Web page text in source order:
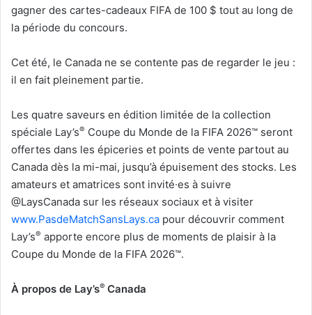
gagner des cartes-cadeaux FIFA de 100 $ tout au long de
la période du concours.
Cet été, le Canada ne se contente pas de regarder le jeu :
il en fait pleinement partie.
Les quatre saveurs en édition limitée de la collection
spéciale Lay’s® Coupe du Monde de la FIFA 2026™ seront
offertes dans les épiceries et points de vente partout au
Canada dès la mi-mai, jusqu’à épuisement des stocks. Les
amateurs et amatrices sont invité∙es à suivre
@LaysCanada sur les réseaux sociaux et à visiter
www.PasdeMatchSansLays.ca pour découvrir comment
Lay’s® apporte encore plus de moments de plaisir à la
Coupe du Monde de la FIFA 2026™.
À propos de Lay’s® Canada